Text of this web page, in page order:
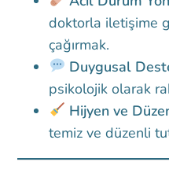
doktorla iletişime
çağırmak.
Duygusal
psikolojik olarak
Hijyen ve
temiz ve düzenli